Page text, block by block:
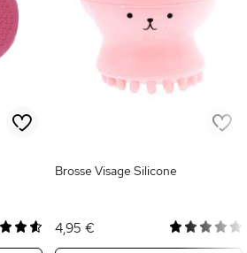
Brosse Visage Silicone
4,95 €